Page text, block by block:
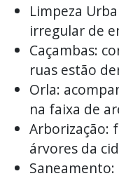
Limpeza
irregular de
Caçambas:
ruas estão
Orla:
na faixa de
Arborização:
árvores da